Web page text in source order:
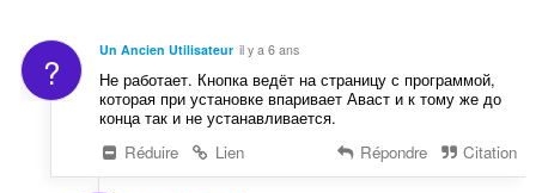
o
e
s
? Un Ancien Utilisateur il y a 6 ans
Не работает. Кнопка ведёт на страницу с программой,
которая при установке впаривает Аваст и к тому же до
конца так и не устанавливается.
Réduire
Lien Répondre Citation